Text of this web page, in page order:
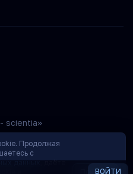
scientia»
ВОЙТИ
Продолжая
с
данных, даёте
и
Понятно